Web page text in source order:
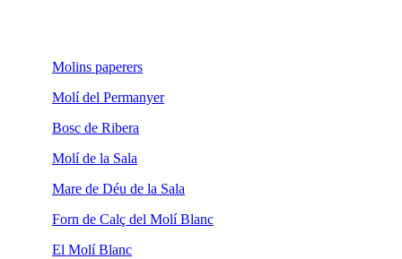
Molins paperers
Molí del Permanyer
Bosc de Ribera
Molí de la Sala
Mare de Déu de la Sala
Forn de Calç del Molí Blanc
El Molí Blanc